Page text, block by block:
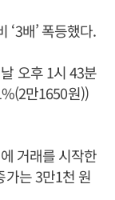
‘3배’ 폭등했다.
오후 1시 43분
만1650원))
거래를 시작한
는 3만1천 원